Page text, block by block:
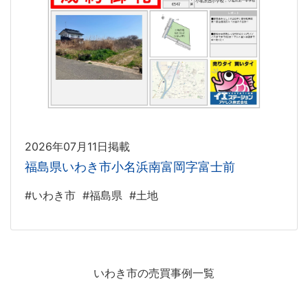
2026年07月11日掲載
福島県いわき市小名浜南富岡字富士前
#いわき市 #福島県 #土地
いわき市の売買事例一覧